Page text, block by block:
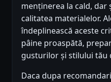
menținerea la cald,
calitatea materialelor.
îndeplinească aceste
pâine proaspătă,
gusturilor și stilului tău
Daca dupa